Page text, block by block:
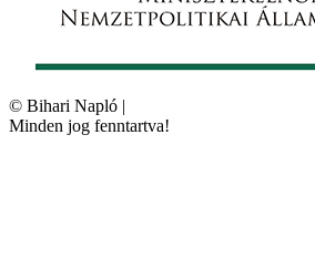
© Bihari Napló
Minden jog fenntartva!